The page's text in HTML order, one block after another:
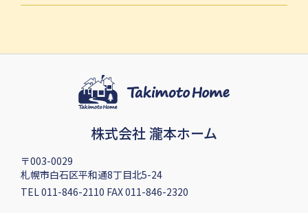
株式会社 瀧本ホーム
〒003-0029
札幌市白石区平和通8丁目北5-24
TEL 011-846-2110 FAX 011-846-2320